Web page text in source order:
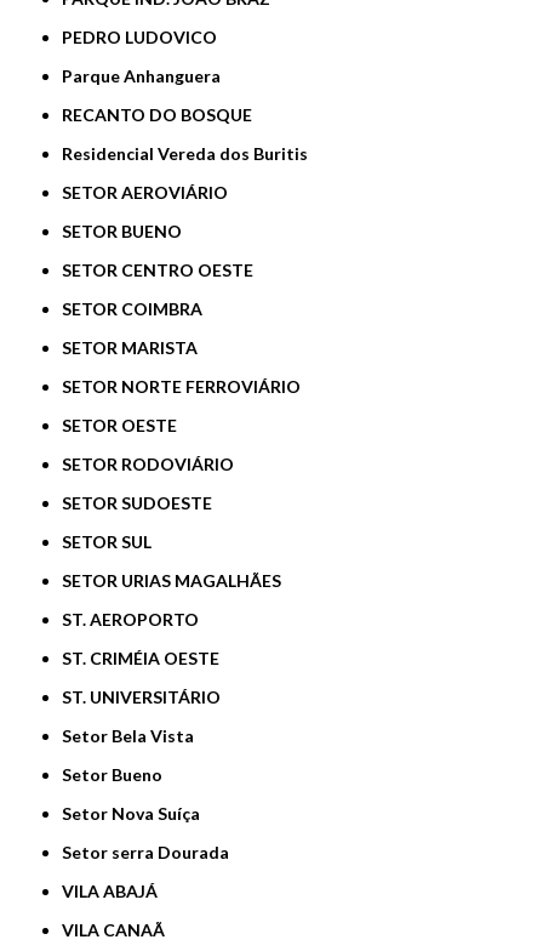
PEDRO LUDOVICO
Parque Anhanguera
RECANTO DO BOSQUE
Residencial Vereda dos Buritis
SETOR AEROVIÁRIO
SETOR BUENO
SETOR CENTRO OESTE
SETOR COIMBRA
SETOR MARISTA
SETOR NORTE FERROVIÁRIO
SETOR OESTE
SETOR RODOVIÁRIO
SETOR SUDOESTE
SETOR SUL
SETOR URIAS MAGALHÃES
ST. AEROPORTO
ST. CRIMÉIA OESTE
ST. UNIVERSITÁRIO
Setor Bela Vista
Setor Bueno
Setor Nova Suíça
Setor serra Dourada
VILA ABAJÁ
VILA CANAÃ